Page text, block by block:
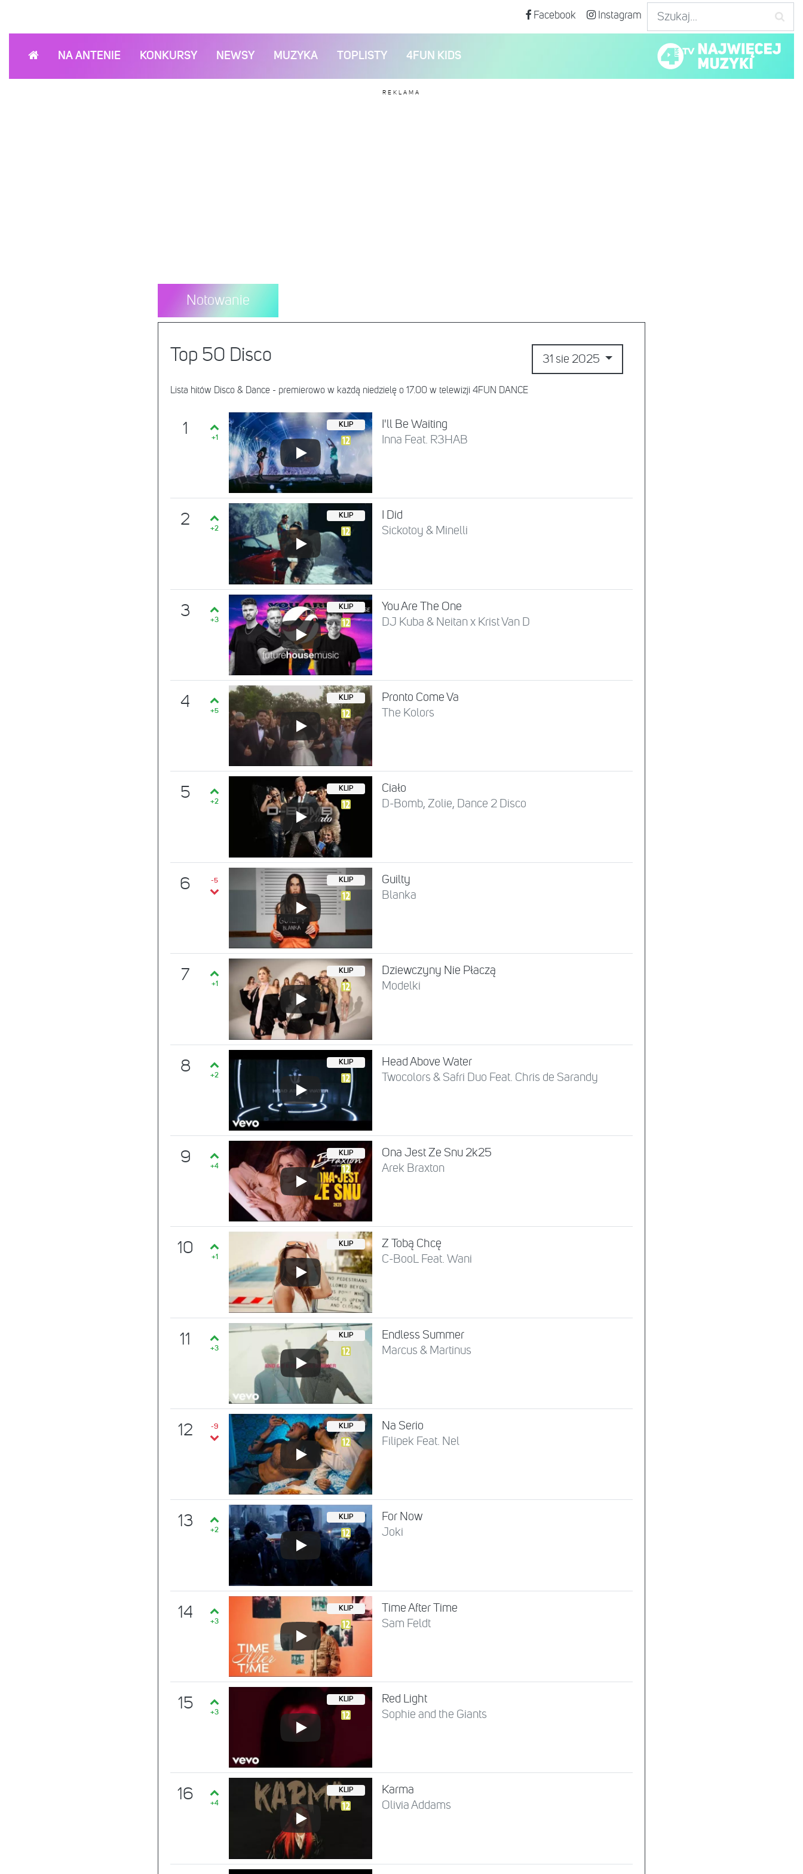
Facebook Instagram
NA ANTENIE KONKURSY NEWSY MUZYKA TOPLISTY 4FUN KIDS
REKLAMA
Notowanie
Top 50 Disco 31 sie 2025
Lista hitów Disco & Dance - premierowo w każdą niedzielę o 17.00 w telewizji 4FUN DANCE
1
+1
KLIP
I'll Be Waiting
Inna Feat. R3HAB
2
+2
KLIP
I Did
Sickotoy & Minelli
3
+3
KLIP
You Are The One
DJ Kuba & Neitan x Krist Van D
4
+5
KLIP
Pronto Come Va
The Kolors
5
+2
KLIP
Ciało
D-Bomb, Zolie, Dance 2 Disco
6 -5 KLIP
Guilty
Blanka
7
+1
KLIP
Dziewczyny Nie Płaczą
Modelki
8
+2
KLIP
Head Above Water
Twocolors & Safri Duo Feat. Chris de Sarandy
9
+4
KLIP
Ona Jest Ze Snu 2k25
Arek Braxton
10
+1
KLIP
Z Tobą Chcę
C-BooL Feat. Wani
11
+3
KLIP
Endless Summer
Marcus & Martinus
12 -9 KLIP
Na Serio
Filipek Feat. Nel
13
+2
KLIP
For Now
Joki
14
+3
KLIP
Time After Time
Sam Feldt
15
+3
KLIP
Red Light
Sophie and the Giants
16
+4
KLIP
Karma
Olivia Addams